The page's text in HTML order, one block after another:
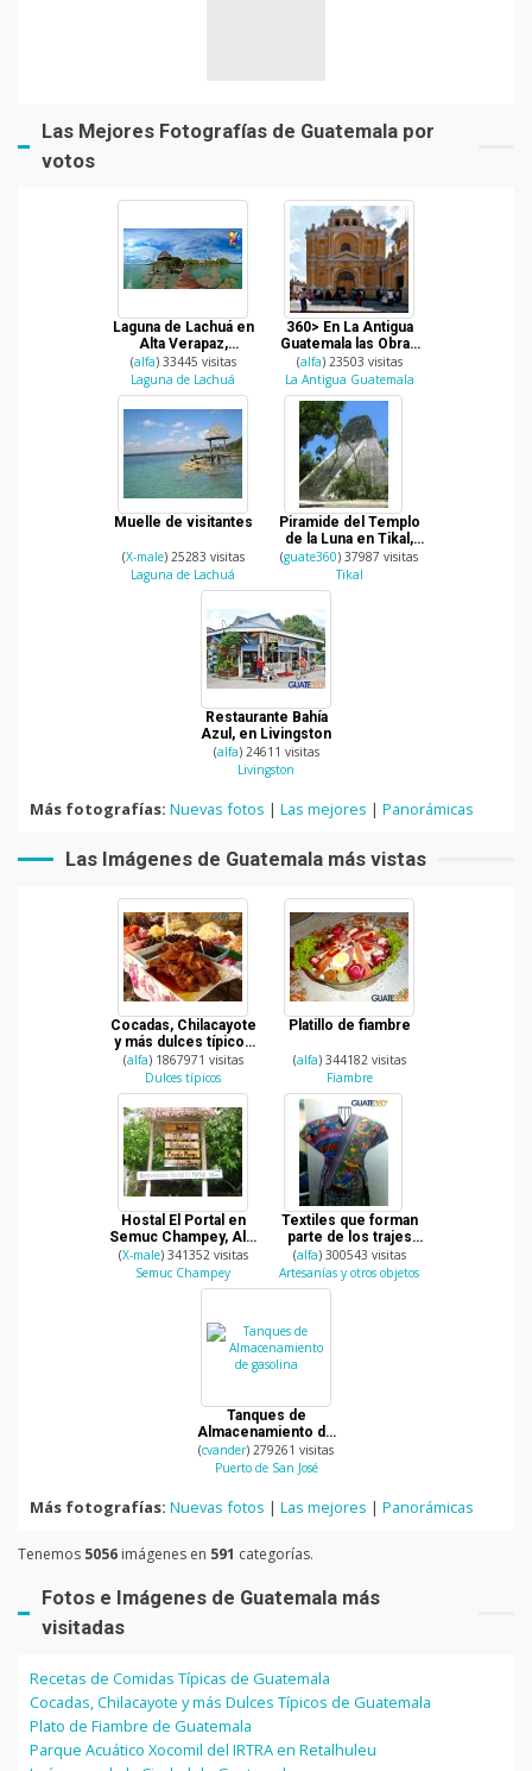
Las Mejores Fotografías de Guatemala por
votos
Laguna de Lachuá en
Alta Verapaz,
Guatemala
(alfa) 33445 visitas
Laguna de Lachuá
360> En La Antigua
Guatemala las Obras
Sociales del Hermano
Pedro
(alfa) 23503 visitas
La Antigua Guatemala
Muelle de visitantes
(X-male) 25283 visitas
Laguna de Lachuá
Piramide del Templo
de la Luna en Tikal,
Peten.
(guate360) 37987 visitas
Tikal
Restaurante Bahía
Azul, en Livingston
(alfa) 24611 visitas
Livingston
Más fotografías: Nuevas fotos | Las mejores | Panorámicas
Las Imágenes de Guatemala más vistas
Cocadas, Chilacayote
y más dulces típicos
de Guatemala
(alfa) 1867971 visitas
Dulces típicos
Platillo de fiambre
(alfa) 344182 visitas
Fiambre
Hostal El Portal en
Semuc Champey, Alta
Verapaz
(X-male) 341352 visitas
Semuc Champey
Textiles que forman
parte de los trajes
tipicos de Guatemala
(alfa) 300543 visitas
Artesanías y otros objetos
Tanques de
Almacenamiento de
gasolina
(cvander) 279261 visitas
Puerto de San José
Más fotografías: Nuevas fotos | Las mejores | Panorámicas
Tenemos 5056 imágenes en 591 categorías.
Fotos e Imágenes de Guatemala más
visitadas
Recetas de Comidas Típicas de Guatemala
Cocadas, Chilacayote y más Dulces Típicos de Guatemala
Plato de Fiambre de Guatemala
Parque Acuático Xocomil del IRTRA en Retalhuleu